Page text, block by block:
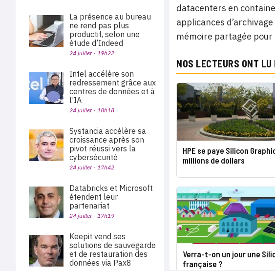
datacenters en
applicances
mémoire partagée
NOS LECTEURS ONT LU
HPE se paye Silicon
millions de dollars
Verra-t-on un jour une
française ?
La présence au bureau
ne rend pas plus
productif, selon une
étude d’Indeed
24 juillet - 19h22
Intel accélère son
redressement grâce aux
centres de données et à
l’IA
24 juillet - 18h18
Systancia accélère sa
croissance après son
pivot réussi vers la
cybersécurité
24 juillet - 17h42
Databricks et Microsoft
étendent leur
partenariat
24 juillet - 17h19
Keepit vend ses
solutions de sauvegarde
et de restauration des
données via Pax8